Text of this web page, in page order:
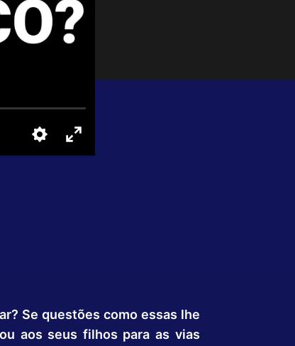
Se questões como essas lhe
aos seus filhos para as vias